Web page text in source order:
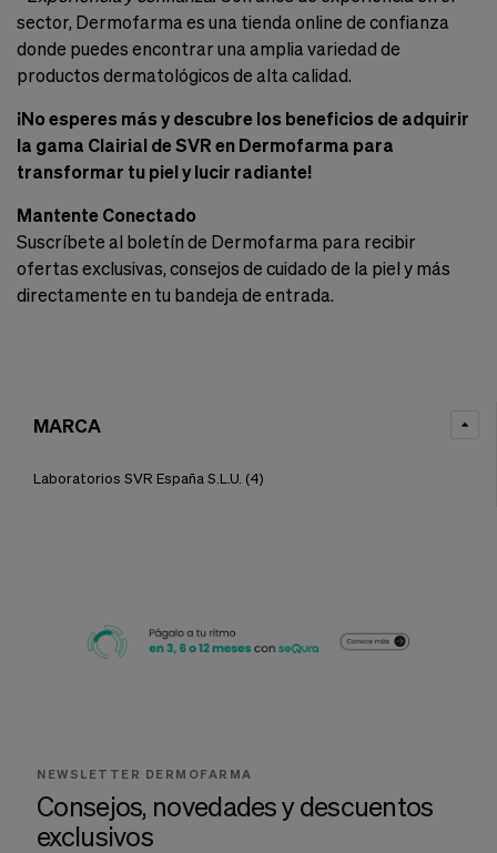
sector, Dermofarma es una tienda online de confianza
donde puedes encontrar una amplia variedad de
productos dermatológicos de alta calidad.
¡No esperes más y descubre los beneficios de adquirir
la gama Clairial de SVR en Dermofarma para
transformar tu piel y lucir radiante!
Mantente Conectado
Suscríbete al boletín de Dermofarma para recibir
ofertas exclusivas, consejos de cuidado de la piel y más
directamente en tu bandeja de entrada.
MARCA
Laboratorios SVR España S.L.U. (4)
NEWSLETTER DERMOFARMA
Consejos, novedades y descuentos
exclusivos